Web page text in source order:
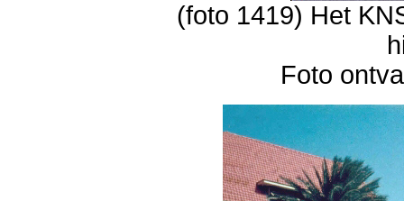
(foto 1419) Het
Foto